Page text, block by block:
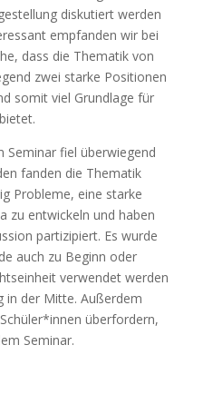
diskutiert werden
empfanden wir bei
dass die Thematik von
zwei starke Positionen
somit viel Grundlage für
Seminar fiel überwiegend
fanden die Thematik
Probleme, eine starke
zu entwickeln und haben
partizipiert. Es wurde
auch zu Beginn oder
verwendet werden
in der Mitte. Außerdem
überfordern,
Seminar.